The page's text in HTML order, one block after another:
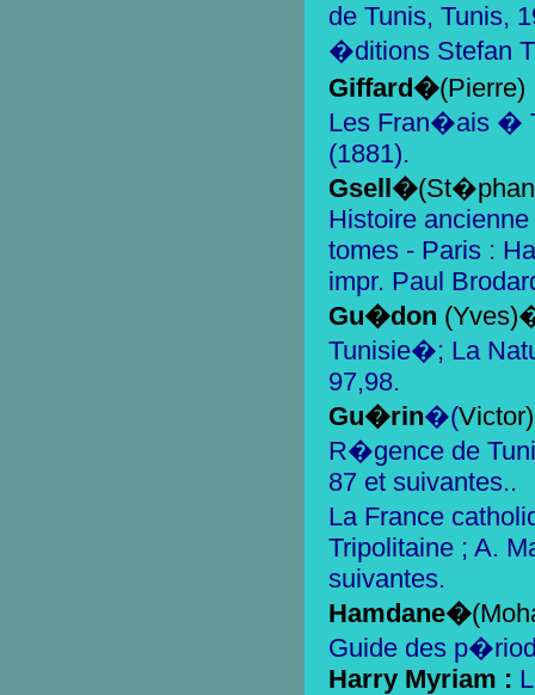
de Tunis, Tunis,
�ditions Stefan
Giffard�(Pierre)
Les Fran�ais �
(1881).
Gsell�
Histoire
tomes - Paris :
impr. Paul
Gu�don
Tunisie�; La
97,98.
Gu�rin�(
R�gence de
87 et suivantes..
La France
Tripolitaine ; A.
suivantes.
Hamdane�
Guide des
Harry Myriam :